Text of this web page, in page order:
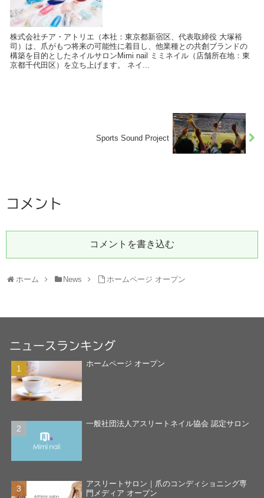
株式会社チア・アトリエ（本社：東京都新宿区、代表取締役 大塚裕
司）は、爪がもつ将来の可能性に着目し、他業種との共創ブランドの
構築を目的としたネイルサロンMimi nail ミミネイル（店舗所在地：東
京都千代田区）を立ち上げます。 ネイ...
Sports Sound Project
コメント
コメントを書き込む
ホーム News ホームページ オープン
ニュースランキング
ホームページ オープン
一般社団法人アスリートネイル協会 認定サロン
アスリートサロン｜爪のコンディショニング専
門メディア オープン